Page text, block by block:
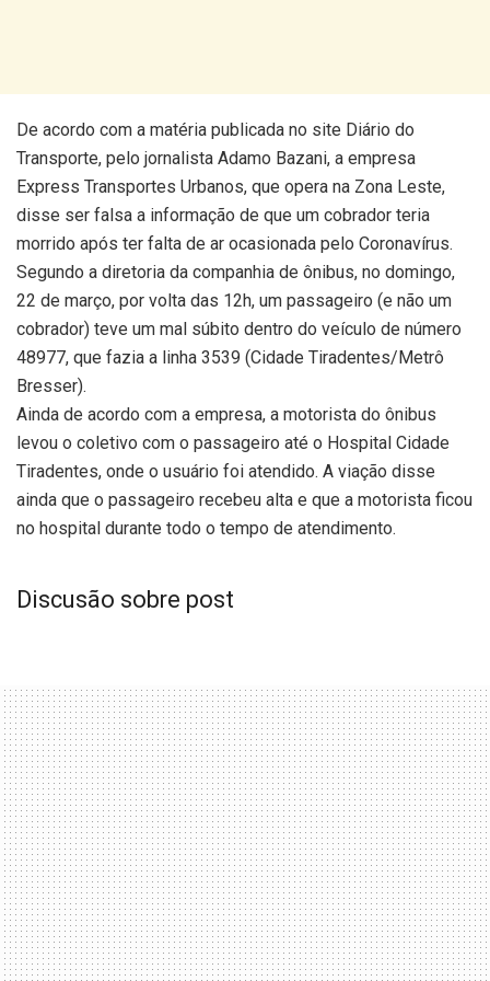
De acordo com a matéria publicada no site Diário do
Transporte, pelo jornalista Adamo Bazani, a empresa
Express Transportes Urbanos, que opera na Zona Leste,
disse ser falsa a informação de que um cobrador teria
morrido após ter falta de ar ocasionada pelo Coronavírus.
Segundo a diretoria da companhia de ônibus, no domingo,
22 de março, por volta das 12h, um passageiro (e não um
cobrador) teve um mal súbito dentro do veículo de número
48977, que fazia a linha 3539 (Cidade Tiradentes/Metrô
Bresser).
Ainda de acordo com a empresa, a motorista do ônibus
levou o coletivo com o passageiro até o Hospital Cidade
Tiradentes, onde o usuário foi atendido. A viação disse
ainda que o passageiro recebeu alta e que a motorista ficou
no hospital durante todo o tempo de atendimento.
Discusão sobre post